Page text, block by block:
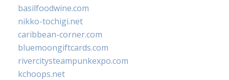
basilfoodwine.com
nikko-tochigi.net
caribbean-corner.com
bluemoongiftcards.com
rivercitysteampunkexpo.com
kchoops.net